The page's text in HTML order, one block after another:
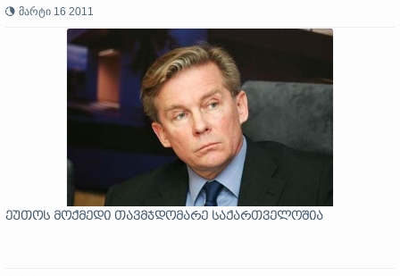
მარტი 16 2011
ეუთოს მოქმედი თავმჯდომარე საქართველოშია